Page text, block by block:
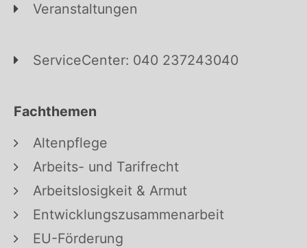
Veranstaltungen
ServiceCenter: 040 237243040
Fachthemen
Altenpflege
Arbeits- und Tarifrecht
Arbeitslosigkeit & Armut
Entwicklungszusammenarbeit
EU-Förderung